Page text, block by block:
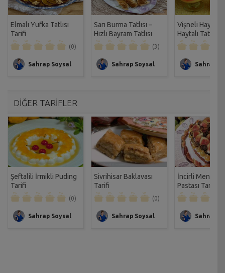
Elmalı Yufka Tatlısı
Tarifi
(0)
Sahrap Soysal
Sarı Burma Tatlısı –
Hızlı Bayram Tatlısı
Tarifi
(3)
Sahrap Soysal
Vişneli
Haytalı Tatlısı
Sahrap
DİĞER TARİFLER
Şeftalili İrmikli Puding
Tarifi
(0)
Sahrap Soysal
Sivrihisar Baklavası
Tarifi
(0)
Sahrap Soysal
İncirli
Pastası Tarifi
Sahrap